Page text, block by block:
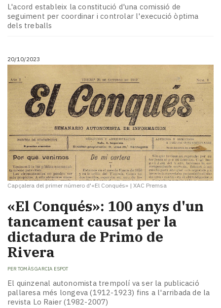
L'acord estableix la constitució d'una comissió de
seguiment per coordinar i controlar l'execució òptima
dels treballs
20/10/2023
Capçalera del primer número d'«El Conqués» | XAC Premsa
«El Conqués»: 100 anys d'un
tancament causat per la
dictadura de Primo de
Rivera
PER TOMÀS GARCIA ESPOT
El quinzenal autonomista trempolí va ser la publicació
pallaresa més longeva (1912-1923) fins a l'arribada de la
revista Lo Raier (1982-2007)